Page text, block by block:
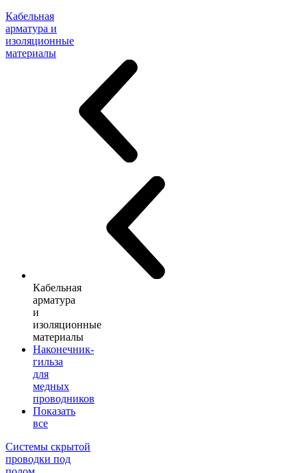
Кабельная
арматура и
изоляционные
материалы
Кабельная
арматура
и
изоляционные
материалы
Наконечник-
гильза
для
медных
проводников
Показать
все
Системы скрытой
проводки под